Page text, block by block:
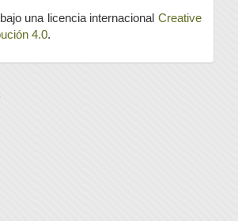
una licencia internacional Creative
4.0.